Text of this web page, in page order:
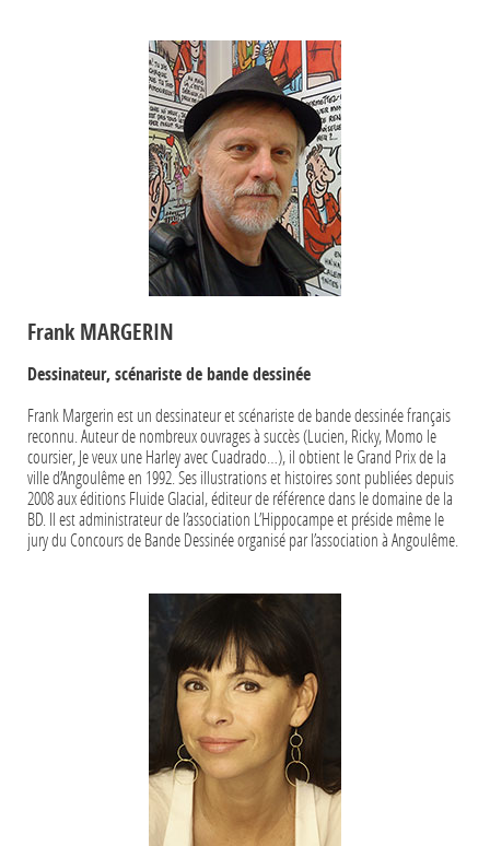
Frank MARGERIN
Dessinateur, scénariste de bande dessinée
Frank Margerin est un dessinateur et scénariste de bande dessinée français
reconnu. Auteur de nombreux ouvrages à succès (Lucien, Ricky, Momo le
coursier, Je veux une Harley avec Cuadrado…), il obtient le Grand Prix de la
ville d’Angoulême en 1992. Ses illustrations et histoires sont publiées depuis
2008 aux éditions Fluide Glacial, éditeur de référence dans le domaine de la
BD. Il est administrateur de l’association L’Hippocampe et préside même le
jury du Concours de Bande Dessinée organisé par l’association à Angoulême.